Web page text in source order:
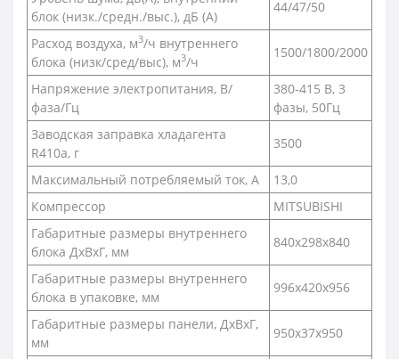
блок (низк./средн./выс.), дБ (А)
44/47/50
Расход воздуха, м3/ч внутреннего
блока (низк/сред/выс), м3/ч
1500/1800/2000
Напряжение электропитания, В/
фаза/Гц
380-415 В, 3
фазы, 50Гц
Заводская заправка хладагента
R410a, г
3500
Максимальный потребляемый ток, А
13,0
Компрессор
MITSUBISHI
Габаритные размеры внутреннего
блока ДxВxГ, мм
840x298x840
Габаритные размеры внутреннего
блока в упаковке, мм
996x420x956
Габаритные размеры панели, ДxВxГ,
мм
950x37x950